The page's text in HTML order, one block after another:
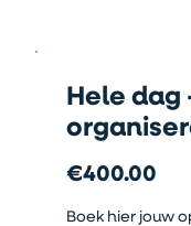
Hele dag
€400.00
Boek hier jouw